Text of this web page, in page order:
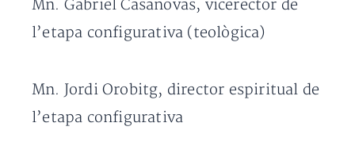
Mn. Gabriel Casanovas, vicerector de
l’etapa configurativa (teològica)
Mn. Jordi Orobitg, director espiritual de
l’etapa configurativa